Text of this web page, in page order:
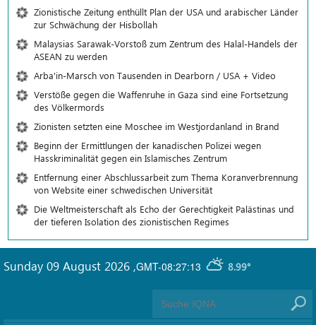
Zionistische Zeitung enthüllt Plan der USA und arabischer Länder
zur Schwächung der Hisbollah
Malaysias Sarawak-Vorstoß zum Zentrum des Halal-Handels der
ASEAN zu werden
Arba'in-Marsch von Tausenden in Dearborn / USA + Video
Verstöße gegen die Waffenruhe in Gaza sind eine Fortsetzung
des Völkermords
Zionisten setzten eine Moschee im Westjordanland in Brand
Beginn der Ermittlungen der kanadischen Polizei wegen
Hasskriminalität gegen ein Islamisches Zentrum
Entfernung einer Abschlussarbeit zum Thema Koranverbrennung
von Website einer schwedischen Universität
Die Weltmeisterschaft als Echo der Gerechtigkeit Palästinas und
der tieferen Isolation des zionistischen Regimes
GMT-08:27:13 8.99°
Sunday 09 August 2026 ,